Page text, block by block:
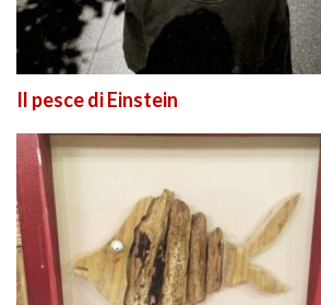
Il pesce di Einstein